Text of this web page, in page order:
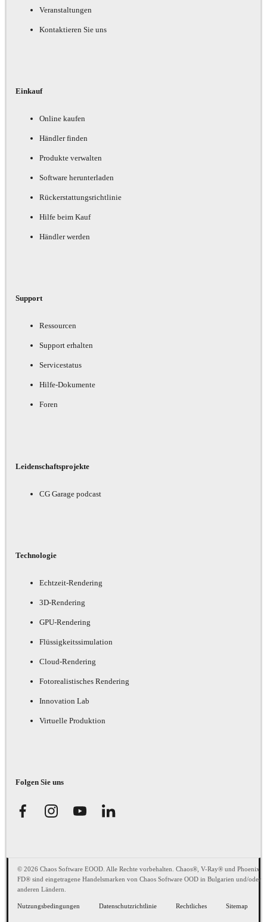
Veranstaltungen
Kontaktieren Sie uns
Einkauf
Online kaufen
Händler finden
Produkte verwalten
Software herunterladen
Rückerstattungsrichtlinie
Hilfe beim Kauf
Händler werden
Support
Ressourcen
Support erhalten
Servicestatus
Hilfe-Dokumente
Foren
Leidenschaftsprojekte
CG Garage podcast
Technologie
Echtzeit-Rendering
3D-Rendering
GPU-Rendering
Flüssigkeitssimulation
Cloud-Rendering
Fotorealistisches Rendering
Innovation Lab
Virtuelle Produktion
Folgen Sie uns
© 2026 Chaos Software EOOD. Alle Rechte vorbehalten. Chaos®, V-Ray® und Phoenix
FD® sind eingetragene Handelsmarken von Chaos Software OOD in Bulgarien und/oder
anderen Ländern.
Nutzungsbedingungen Datenschutzrichtlinie Rechtliches Sitemap